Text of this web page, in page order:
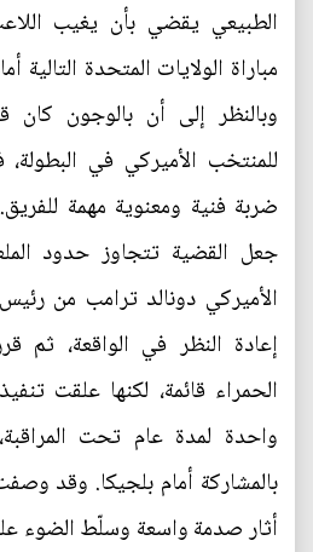
الطبيعي يقضي بأن يغيب
وبالنظر إلى أن بالوجون
للمنتخب الأميركي في
ضربة فنية ومعنوية مهمة
جعل القضية تتجاوز حدود
الأميركي دونالد ترامب من رئيس
إعادة النظر في الواقعة، ثم
الحمراء قائمة، لكنها علقت
واحدة لمدة عام تحت
بالمشاركة أمام بلجيكا. وقد
أثار صدمة واسعة وسلّط الضوء